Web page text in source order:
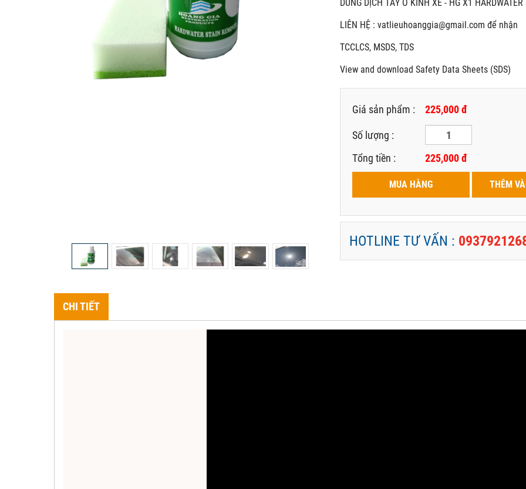
DUNG DỊCH TẨY Ố KÍNH XE - HG X1
LIÊN HỆ : vatlieuhoanggia@gmail.com để nhận
TCCLCS, MSDS, TDS
View and download Safety Data Sheets (SDS)
Giá sản phẩm : 225,000 đ
Số lượng :
Tổng tiền :
225,000đ
MUA HÀNG THÊM
HOTLINE TƯ VẤN :
CHI TIẾT